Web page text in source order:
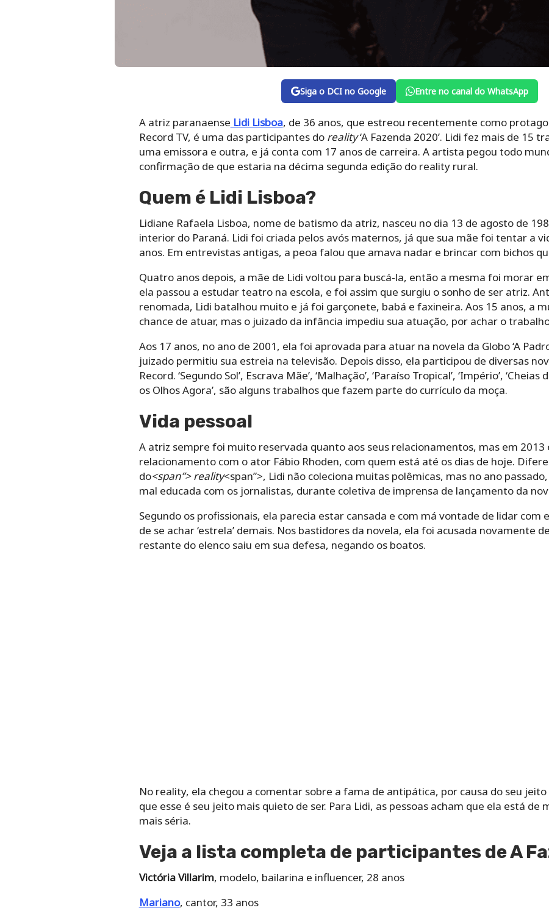
Siga o DCI no Google Entre no canal do WhatsApp
A atriz paranaense Lidi Lisboa, de 36 anos, que estreou recentemente como
Record TV, é uma das participantes do reality‘A Fazenda 2020’. Lidi fez mais de 15
uma emissora e outra, e já conta com 17 anos de carreira. A artista pegou todo
confirmação de que estaria na décima segunda edição do reality rural.
Quem é Lidi Lisboa?
Lidiane Rafaela Lisboa, nome de batismo da atriz, nasceu no dia 13 de agosto de
interior do Paraná. Lidi foi criada pelos avós maternos, já que sua mãe foi tentar a
anos. Em entrevistas antigas, a peoa falou que amava nadar e brincar com bichos
Quatro anos depois, a mãe de Lidi voltou para buscá-la, então a mesma foi morar
ela passou a estudar teatro na escola, e foi assim que surgiu o sonho de ser atriz.
renomada, Lidi batalhou muito e já foi garçonete, babá e faxineira. Aos 15 anos, a
chance de atuar, mas o juizado da infância impediu sua atuação, por achar o
Aos 17 anos, no ano de 2001, ela foi aprovada para atuar na novela da Globo ‘A
juizado permitiu sua estreia na televisão. Depois disso, ela participou de diversas
Record. ‘Segundo Sol’, Escrava Mãe’, ‘Malhação’, ‘Paraíso Tropical’, ‘Império’, ‘Cheias
os Olhos Agora’, são alguns trabalhos que fazem parte do currículo da moça.
Vida pessoal
A atriz sempre foi muito reservada quanto aos seus relacionamentos, mas em 2013
relacionamento com o ator Fábio Rhoden, com quem está até os dias de hoje.
do<span”> reality<span”>, Lidi não coleciona muitas polêmicas, mas no ano
mal educada com os jornalistas, durante coletiva de imprensa de lançamento da
Segundo os profissionais, ela parecia estar cansada e com má vontade de lidar com
de se achar ‘estrela’ demais. Nos bastidores da novela, ela foi acusada novamente
restante do elenco saiu em sua defesa, negando os boatos.
No reality, ela chegou a comentar sobre a fama de antipática, por causa do seu jeito
que esse é seu jeito mais quieto de ser. Para Lidi, as pessoas acham que ela está de
mais séria.
Veja a lista completa de participantes de A
Victória Villarim, modelo, bailarina e influencer, 28 anos
Mariano, cantor, 33 anos